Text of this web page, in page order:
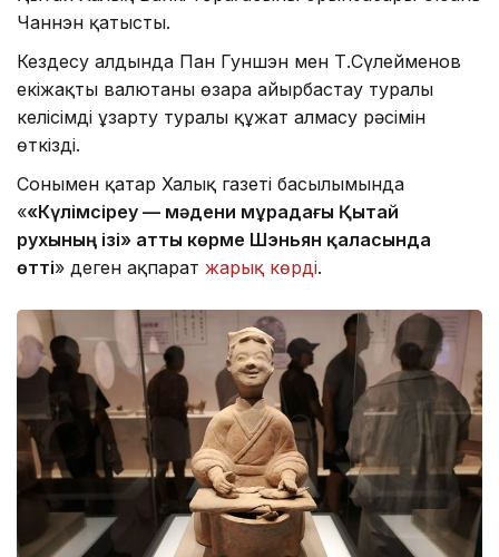
Чаннэн қатысты.
Кездесу алдында Пан Гуншэн мен Т.Сүлейменов
екіжақты валютаны өзара айырбастау туралы
келісімді ұзарту туралы құжат алмасу рәсімін
өткізді.
Сонымен қатар Халық газеті басылымында
««Күлімсіреу — мәдени мұрадағы Қытай
рухының ізі» атты көрме Шэньян қаласында
өтті» деген ақпарат жарық көрді.